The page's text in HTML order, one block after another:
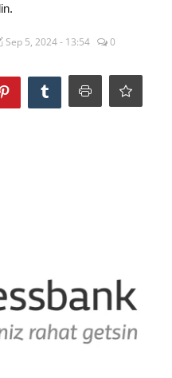
Sep 5, 2024 - 13:54 0